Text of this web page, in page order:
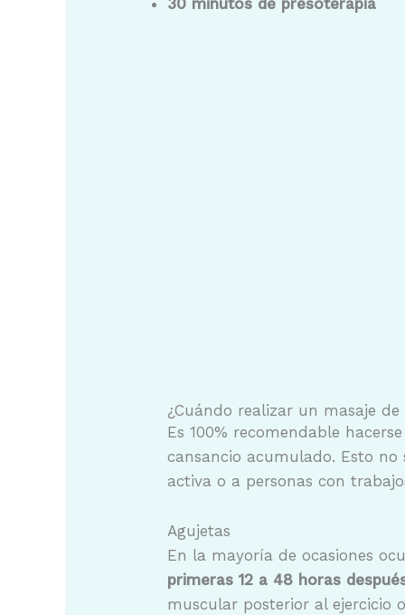
¿Cuándo realizar un masaje de
Es 100% recomendable
cansancio acumulado. Esto
activa o a personas con
Agujetas
En la mayoría de ocasiones
primeras 12 a 48 horas
muscular posterior al ejercicio